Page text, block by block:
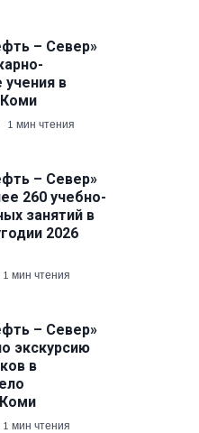
– Север»
учения в
1 мин чтения
– Север»
260 учебно-
занятий в
2026
1 мин чтения
– Север»
экскурсию
в
1 мин чтения